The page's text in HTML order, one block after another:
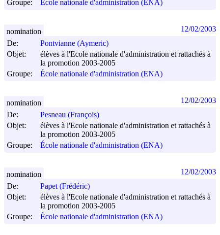
Groupe:
École nationale d'administration (ENA)
De:
Pontvianne (Aymeric)
Objet:
élèves à l'Ecole nationale d'administration et rattachés à
la promotion 2003-2005
Groupe:
École nationale d'administration (ENA)
nomination 12/02/2003
De:
Pesneau (François)
Objet:
élèves à l'Ecole nationale d'administration et rattachés à
la promotion 2003-2005
Groupe:
École nationale d'administration (ENA)
nomination 12/02/2003
De:
Papet (Frédéric)
Objet:
élèves à l'Ecole nationale d'administration et rattachés à
la promotion 2003-2005
Groupe:
École nationale d'administration (ENA)
nomination 12/02/2003